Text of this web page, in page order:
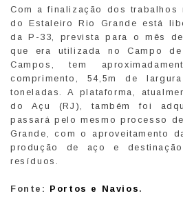
Com a finalização dos trabalhos
do Estaleiro Rio Grande está
da P-33, prevista para o mês
que era utilizada no Campo
Campos, tem
comprimento, 54,5m de
toneladas. A plataforma,
do Açu (RJ), também foi
passará pelo mesmo processo
Grande, com o aproveitamento
produção de aço e
resíduos.
Fonte: Portos e Navios .